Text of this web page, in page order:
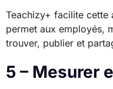
Teachizy+ facilite
permet aux employés,
trouver, publier et
5 – Mesurer